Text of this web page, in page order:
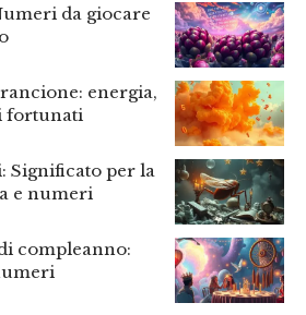
da giocare
energia,
fortunati
Significato per la
e numeri
compleanno: